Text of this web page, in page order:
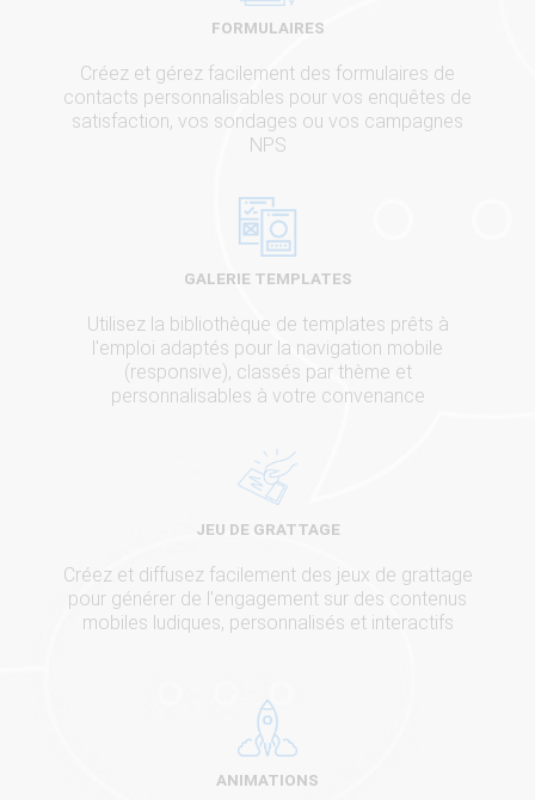
FORMULAIRES
Créez et gérez facilement des formulaires de
contacts personnalisables pour vos enquêtes de
satisfaction, vos sondages ou vos campagnes
NPS
GALERIE TEMPLATES
Utilisez la bibliothèque de templates prêts à
l'emploi adaptés pour la navigation mobile
(responsive), classés par thème et
personnalisables à votre convenance
JEU DE GRATTAGE
Créez et diffusez facilement des jeux de grattage
pour générer de l’engagement sur des contenus
mobiles ludiques, personnalisés et interactifs
ANIMATIONS